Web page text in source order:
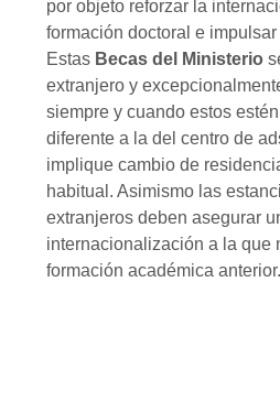
por objeto reforzar la
formación doctoral e
Estas Becas del Ministerio
extranjero y
siempre y cuando estos
diferente a la del centro de
implique cambio de
habitual. Asimismo las
extranjeros deben asegurar
internacionalización a la que
formación académica anterior.